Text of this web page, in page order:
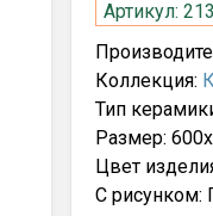
Артикул:
Коллекция:
Тип
Размер:
Цвет
С рисунком: